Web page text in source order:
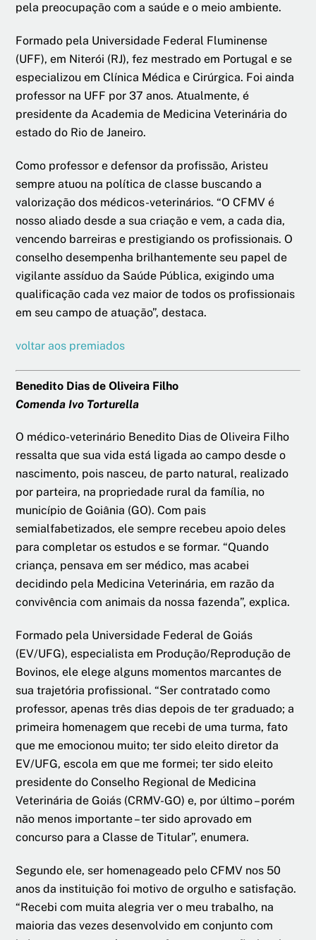
pela preocupação com a saúde e o meio ambiente.
Formado pela Universidade Federal Fluminense
(UFF), em Niterói (RJ), fez mestrado em Portugal e se
especializou em Clínica Médica e Cirúrgica. Foi ainda
professor na UFF por 37 anos. Atualmente, é
presidente da Academia de Medicina Veterinária do
estado do Rio de Janeiro.
Como professor e defensor da profissão, Aristeu
sempre atuou na política de classe buscando a
valorização dos médicos-veterinários. “O CFMV é
nosso aliado desde a sua criação e vem, a cada dia,
vencendo barreiras e prestigiando os profissionais. O
conselho desempenha brilhantemente seu papel de
vigilante assíduo da Saúde Pública, exigindo uma
qualificação cada vez maior de todos os profissionais
em seu campo de atuação”, destaca.
voltar aos premiados
Benedito Dias de Oliveira Filho
Comenda Ivo Torturella
O médico-veterinário Benedito Dias de Oliveira Filho
ressalta que sua vida está ligada ao campo desde o
nascimento, pois nasceu, de parto natural, realizado
por parteira, na propriedade rural da família, no
município de Goiânia (GO). Com pais
semialfabetizados, ele sempre recebeu apoio deles
para completar os estudos e se formar. “Quando
criança, pensava em ser médico, mas acabei
decidindo pela Medicina Veterinária, em razão da
convivência com animais da nossa fazenda”, explica.
Formado pela Universidade Federal de Goiás
(EV/UFG), especialista em Produção/Reprodução de
Bovinos, ele elege alguns momentos marcantes de
sua trajetória profissional. “Ser contratado como
professor, apenas três dias depois de ter graduado; a
primeira homenagem que recebi de uma turma, fato
que me emocionou muito; ter sido eleito diretor da
EV/UFG, escola em que me formei; ter sido eleito
presidente do Conselho Regional de Medicina
Veterinária de Goiás (CRMV-GO) e, por último – porém
não menos importante – ter sido aprovado em
concurso para a Classe de Titular”, enumera.
Segundo ele, ser homenageado pelo CFMV nos 50
anos da instituição foi motivo de orgulho e satisfação.
“Recebi com muita alegria ver o meu trabalho, na
maioria das vezes desenvolvido em conjunto com